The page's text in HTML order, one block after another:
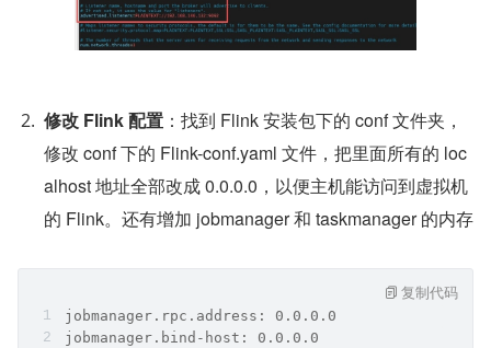
修改 Flink 配置 ：找到 Flink 安装包下的 conf 文件夹，
修改 conf 下的 Flink-conf.yaml 文件，把里面所有的 loc
alhost 地址全部改成 0.0.0.0，以便主机能访问到虚拟机
的 Flink。还有增加 jobmanager 和 taskmanager 的内存
jobmanager.rpc.address: 0.0.0.0
jobmanager.bind-host: 0.0.0.0
复制代码